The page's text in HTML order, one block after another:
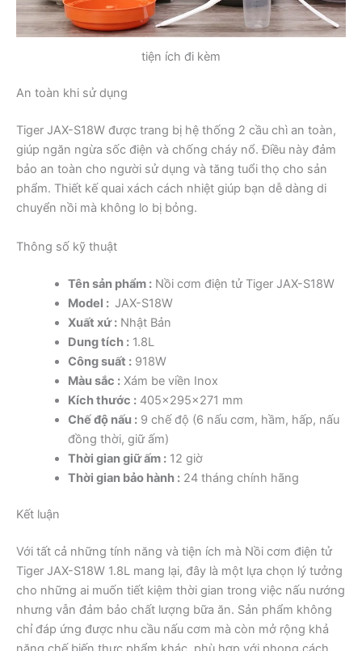
tiện ích đi kèm
An toàn khi sử dụng
Tiger JAX-S18W được trang bị hệ thống 2 cầu chì an toàn,
giúp ngăn ngừa sốc điện và chống cháy nổ. Điều này đảm
bảo an toàn cho người sử dụng và tăng tuổi thọ cho sản
phẩm. Thiết kế quai xách cách nhiệt giúp bạn dễ dàng di
chuyển nồi mà không lo bị bỏng.
Thông số kỹ thuật
Tên sản phẩm :Nồi cơm điện tử Tiger JAX-S18W
Model : JAX-S18W
Xuất xứ :Nhật Bản
Dung tích :1.8L
Công suất :918W
Màu sắc :Xám be viền Inox
Kích thước :405x295x271 mm
Chế độ nấu :9 chế độ (6 nấu cơm, hầm, hấp, nấu
đồng thời, giữ ấm)
Thời gian giữ ấm :12 giờ
Thời gian bảo hành :24 tháng chính hãng
Kết luận
Với tất cả những tính năng và tiện ích mà Nồi cơm điện tử
Tiger JAX-S18W 1.8L mang lại, đây là một lựa chọn lý tưởng
cho những ai muốn tiết kiệm thời gian trong việc nấu nướng
nhưng vẫn đảm bảo chất lượng bữa ăn. Sản phẩm không
chỉ đáp ứng được nhu cầu nấu cơm mà còn mở rộng khả